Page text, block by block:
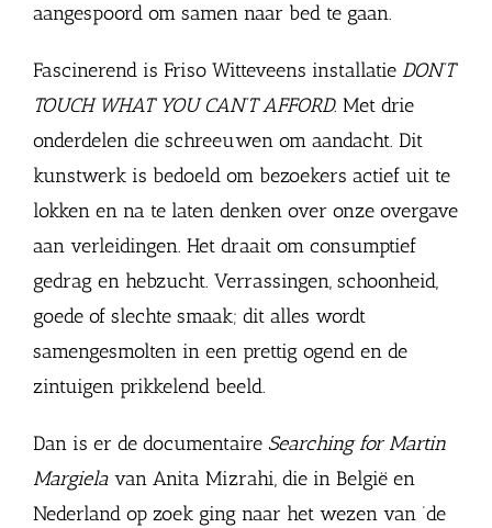
aangespoord om samen naar bed te gaan.
Fascinerend is Friso Witteveens installatie DON’T
TOUCH WHAT YOU CAN’T AFFORD. Met drie
onderdelen die schreeuwen om aandacht. Dit
kunstwerk is bedoeld om bezoekers actief uit te
lokken en na te laten denken over onze overgave
aan verleidingen. Het draait om consumptief
gedrag en hebzucht. Verrassingen, schoonheid,
goede of slechte smaak; dit alles wordt
samengesmolten in een prettig ogend en de
zintuigen prikkelend beeld.
Dan is er de documentaire Searching for Martin
Margiela van Anita Mizrahi, die in België en
Nederland op zoek ging naar het wezen van ‘de